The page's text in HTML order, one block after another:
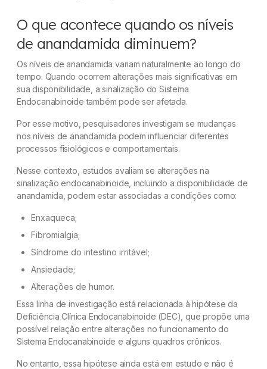
O que acontece quando os níveis
de anandamida diminuem?
Os níveis de anandamida variam naturalmente ao longo do
tempo. Quando ocorrem alterações mais significativas em
sua disponibilidade, a sinalização do Sistema
Endocanabinoide também pode ser afetada.
Por esse motivo, pesquisadores investigam se mudanças
nos níveis de anandamida podem influenciar diferentes
processos fisiológicos e comportamentais.
Nesse contexto, estudos avaliam se alterações na
sinalização endocanabinoide, incluindo a disponibilidade de
anandamida, podem estar associadas a condições como:
Enxaqueca;
Fibromialgia;
Síndrome do intestino irritável;
Ansiedade;
Alterações de humor.
Essa linha de investigação está relacionada à hipótese da
Deficiência Clínica Endocanabinoide (DEC), que propõe uma
possível relação entre alterações no funcionamento do
Sistema Endocanabinoide e alguns quadros crônicos.
No entanto, essa hipótese ainda está em estudo e não é